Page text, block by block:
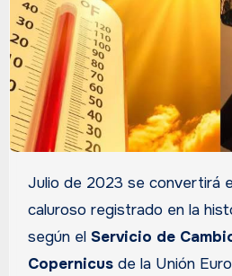
Julio de 2023 se convertirá en el mes más
caluroso registrado en la
según el Servicio de
Copernicusde la Unión